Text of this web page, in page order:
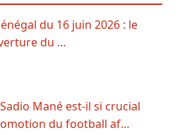
du 16 juin 2026 : le
du …
Mané est-il si crucial
du football af…